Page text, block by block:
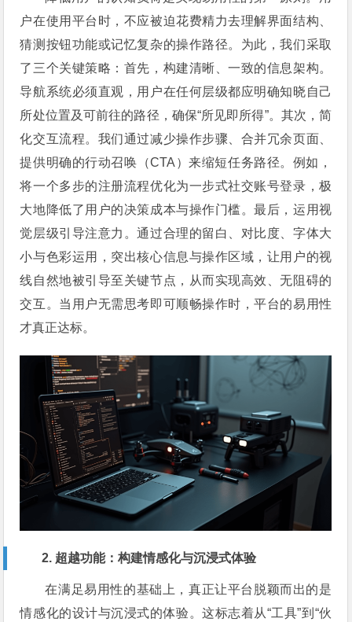
户在使用平台时，不应被迫花费精力去理解界面结构、
猜测按钮功能或记忆复杂的操作路径。为此，我们采取
了三个关键策略：首先，构建清晰、一致的信息架构。
导航系统必须直观，用户在任何层级都应明确知晓自己
所处位置及可前往的路径，确保“所见即所得”。其次，简
化交互流程。我们通过减少操作步骤、合并冗余页面、
提供明确的行动召唤（CTA）来缩短任务路径。例如，
将一个多步的注册流程优化为一步式社交账号登录，极
大地降低了用户的决策成本与操作门槛。最后，运用视
觉层级引导注意力。通过合理的留白、对比度、字体大
小与色彩运用，突出核心信息与操作区域，让用户的视
线自然地被引导至关键节点，从而实现高效、无阻碍的
交互。当用户无需思考即可顺畅操作时，平台的易用性
才真正达标。
2. 超越功能：构建情感化与沉浸式体验
在满足易用性的基础上，真正让平台脱颖而出的是
情感化的设计与沉浸式的体验。这标志着从“工具”到“伙